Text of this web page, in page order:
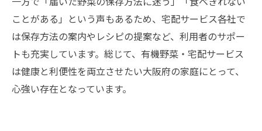
ことがある」という声もあるため、宅配サービス各社で
は保存方法の案内やレシピの提案など、利用者のサポー
トも充実しています。総じて、有機野菜・宅配サービス
は健康と利便性を両立させたい大阪府の家庭にとって、
心強い存在となっています。